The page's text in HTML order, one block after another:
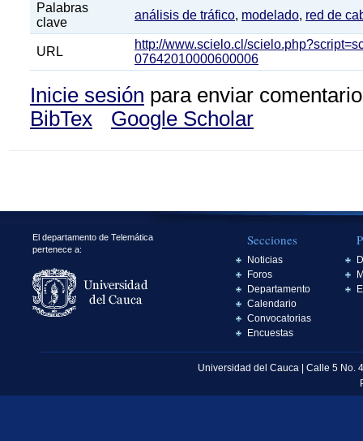
Palabras
clave
análisis de tráfico, modelado, red de
URL
http://www.scielo.cl/
07642010000600006
Inicie sesión para enviar
BibTex
Google Scholar
El departamento de Telemática
pertenece a:
Secciones
Noticias
Foros
Departamento
Calendario
Convocatorias
Encuestas
Universidad del Cauca | Calle 5 No.